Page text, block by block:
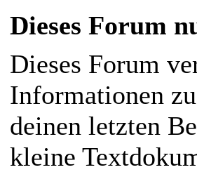
Dieses Forum
Dieses Forum
Informationen
deinen letzten
kleine